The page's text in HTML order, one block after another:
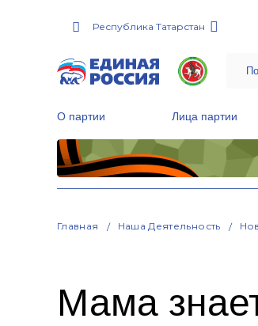
Республика Татарстан
О партии Лица партии
Главная Наша Деятельность
Мама